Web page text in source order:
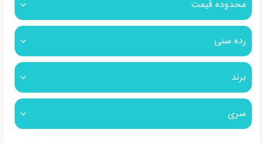
محدوده قیمت
رده سنی
برند
سری